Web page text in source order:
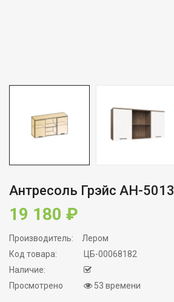
Антресоль Грэйс АН-5013
19 180 ₽
Производитель:
Лером
Код товара:
ЦБ-00068182
Наличие:
Просмотрено
53 времени